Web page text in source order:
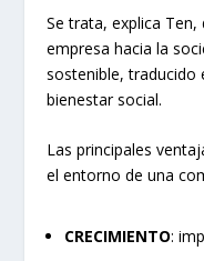
Se trata, explica
empresa hacia la
sostenible, traducido
bienestar social.
Las principales
el entorno de una
CRECIMIENTO: